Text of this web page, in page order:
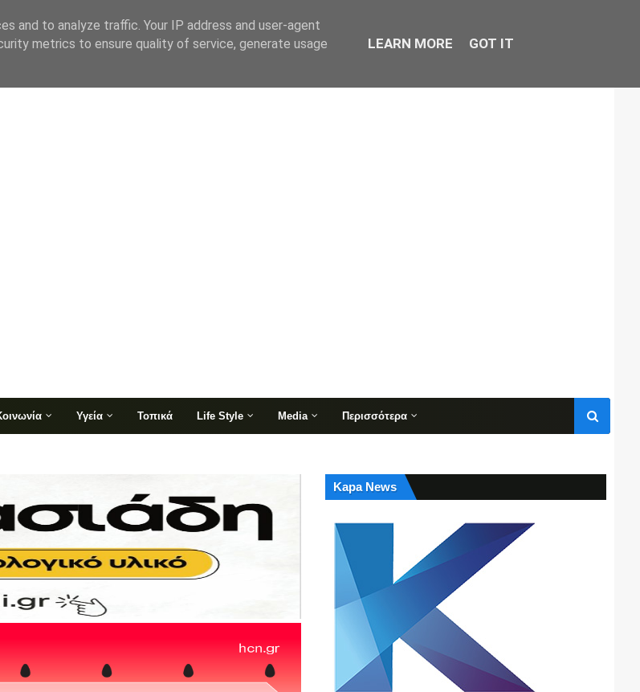
Υγεία Τοπικά Life Style Media Περισσότερα
Kapa News
and to analyze traffic. Your IP address and user-agent
metrics to ensure quality of service, generate usage
LEARN MORE GOT IT